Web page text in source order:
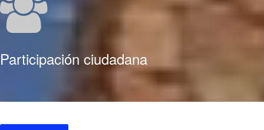
Participación ciudadana